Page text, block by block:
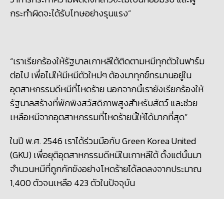
กระทำผิดจะได้รับโทษอย่างรุนแรง”
“เราเรียกร้องให้รัฐบาลเกาหลีใต้ติดตามหมีทุกตัวในฟาร์ม
ต่อไป เพื่อไม่ให้มีหมีตัวใหม่ๆ ต้องมาทุกข์ทรมานอยู่ใน
อุตสาหกรรมดีหมีที่โหดร้าย นอกจากนี้เรายังเรียกร้องให้
รัฐบาลสร้างที่พักพิงสวัสดิภาพสูงสำหรับสัตว์ และช่วย
เหลือหมีจากอุตสาหกรรมที่โหดร้ายนี้ให้ได้มากที่สุด”
ในปี พ.ศ. 2546 เราได้ร่วมมือกับGreen Korea United
(GKU) เพื่อยุติอุตสาหกรรมดีหมีในเกาหลีใต้ ตั้งแต่นั้นมา
จำนวนหมีที่ถูกกักขังอย่างโหดร้ายได้ลดลงจากประมาณ
1,400 ตัวจนเหลือ 423 ตัวในปัจจุบัน